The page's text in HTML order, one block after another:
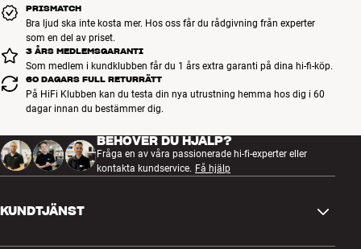
PRISMATCH
Bra ljud ska inte kosta mer. Hos oss får du rådgivning från experter
som en del av priset.
3 ÅRS MEDLEMSGARANTI
Som medlem i kundklubben får du 1 års extra garanti på dina hi-fi-köp.
60 DAGARS FULL RETURRÄTT
På HiFi Klubben kan du testa din nya utrustning hemma hos dig i 60
dagar innan du bestämmer dig.
BEHÖVER DU HJÄLP?
Fråga en av våra passionerade hi-fi-experter eller
kontakta kundservice. Få hjälp
KUNDTJÄNST